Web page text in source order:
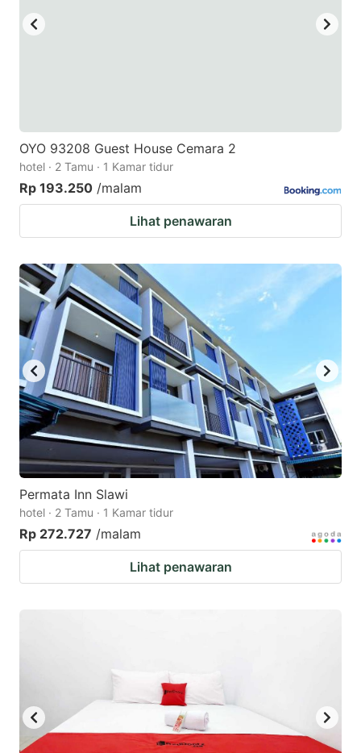
OYO 93208 Guest House Cemara 2
hotel · 2 Tamu · 1 Kamar tidur
Rp 193.250 /malam
Lihat penawaran
Permata Inn Slawi
hotel · 2 Tamu · 1 Kamar tidur
Rp 272.727 /malam
Lihat penawaran